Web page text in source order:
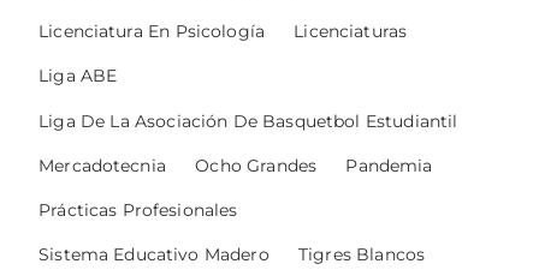
Licenciatura En Psicología Licenciaturas
Liga ABE
Liga De La Asociación De Basquetbol Estudiantil
Mercadotecnia Ocho Grandes Pandemia
Prácticas Profesionales
Sistema Educativo Madero Tigres Blancos